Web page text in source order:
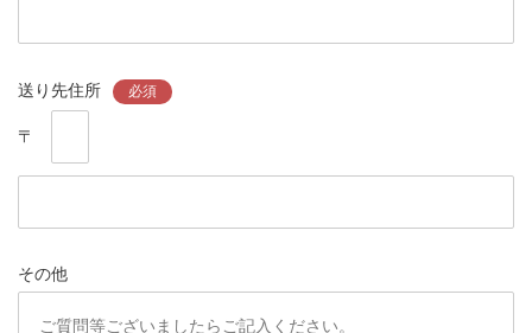
送り先住所 必須
〒
その他